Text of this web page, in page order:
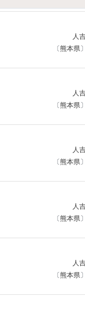
人
〔熊本県
人
〔熊本県
人
〔熊本県
人
〔熊本県
人
〔熊本県